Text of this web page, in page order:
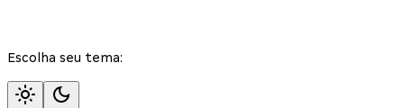
Escolha seu tema: